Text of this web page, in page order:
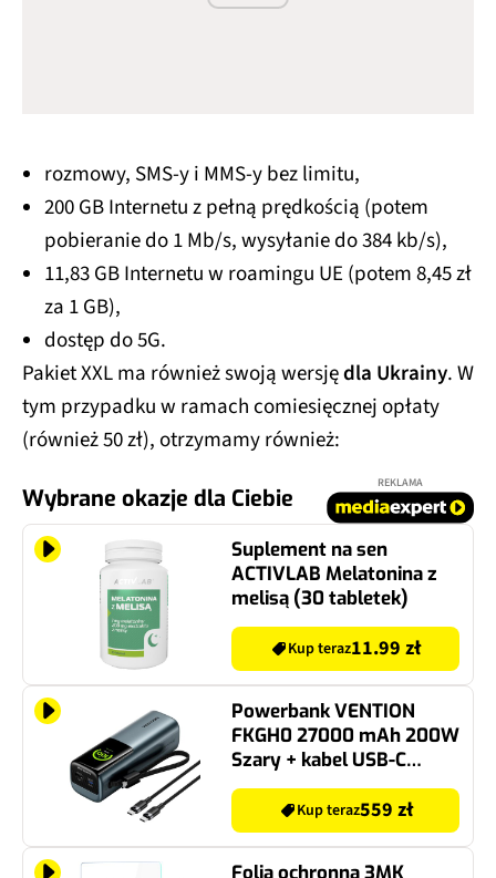
rozmowy, SMS-y i MMS-y bez limitu,
200 GB Internetu z pełną prędkością (potem
pobieranie do 1 Mb/s, wysyłanie do 384 kb/s),
11,83 GB Internetu w roamingu UE (potem 8,45 zł
za 1 GB),
dostęp do 5G.
Pakiet XXL ma również swoją wersjędla Ukrainy. W
tym przypadku w ramach comiesięcznej opłaty
(również 50 zł), otrzymamy również:
Wybrane okazje dla Ciebie
REKLAMA
Suplement na sen
ACTIVLAB Melatonina z
melisą (30 tabletek)
Kup teraz11.99 zł
Powerbank VENTION
FKGH0 27000 mAh 200W
Szary + kabel USB-C
240W
Kup teraz559 zł